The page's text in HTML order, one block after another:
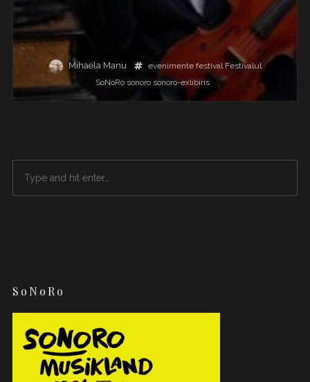
Mihaela Manu evenimente festival Festivalul
SoNoRo sonoro sonoro-exlibiris
SoNoRo